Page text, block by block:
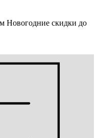
Новогодние скидки до